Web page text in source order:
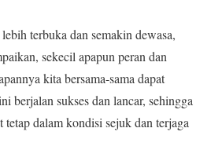
terbuka dan semakin dewasa,
sekecil apapun peran dan
kita bersama-sama dapat
berjalan sukses dan lancar, sehingga
dalam kondisi sejuk dan terjaga